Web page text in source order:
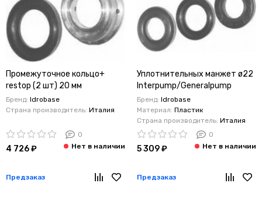
Промежуточное кольцо+
restop (2 шт) 20 мм
Interpump/Generalpump
серии 47-48
Бренд: Idrobase
Страна производитель: Италия
0
4 726 ₽
Предзаказ
Уплотнительных манжет ø22
Interpump/Generalpump
серии 47-48
Бренд: Idrobase
Материал: Пластик
Страна производитель: Италия
0
5 309 ₽
Предзаказ